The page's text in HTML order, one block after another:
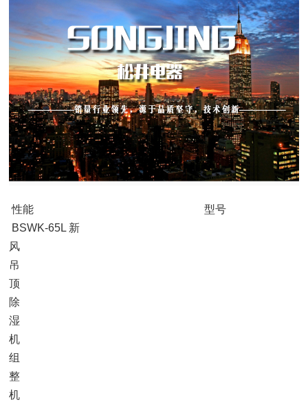
性能 型号
BSWK-65L 新
风
吊
顶
除
湿
机
组
整
机